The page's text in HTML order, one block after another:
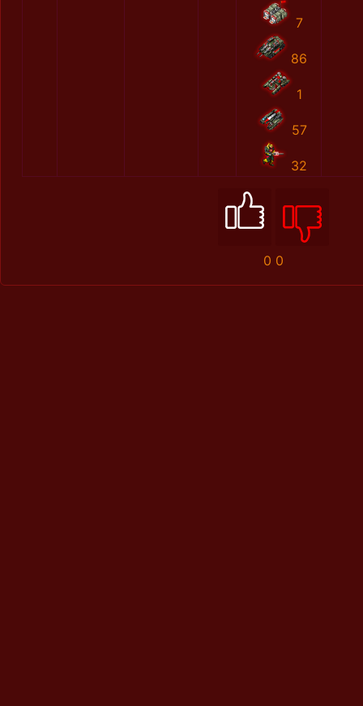
7
86
1
57
32
0 0